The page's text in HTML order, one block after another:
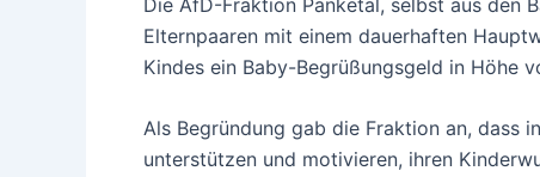
Elternpaaren mit einem dauerhaften
Kindes ein Baby-Begrüßungsgeld in Höhe
Als Begründung gab die Fraktion an, dass
unterstützen und motivieren, ihren